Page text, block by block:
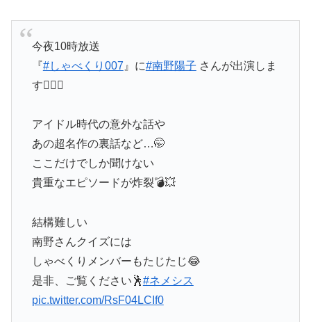
今夜10時放送
『#しゃべくり007 』に#南野陽子 さんが出演しま
す💁‍♀️✨
アイドル時代の意外な話や
あの超名作の裏話など…🤭
ここだけでしか聞けない
貴重なエピソードが炸裂💣💥
結構難しい
南野さんクイズには
しゃべくりメンバーもたじたじ😂
是非、ご覧ください🕺#ネメシス
pic.twitter.com/RsF04LCIf0